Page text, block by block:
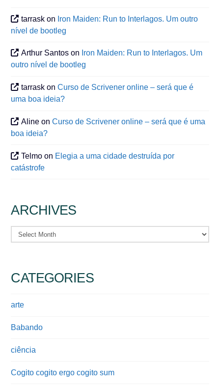
tarrask on Iron Maiden: Run to Interlagos. Um outro
nível de bootleg
Arthur Santos on Iron Maiden: Run to Interlagos. Um
outro nível de bootleg
tarrask onCurso de Scrivener online – será que é
uma boa ideia?
Aline onCurso de Scrivener online – será que é uma
boa ideia?
Telmo on Elegia a uma cidade destruída por
catástrofe
ARCHIVES
Archives
CATEGORIES
arte
Babando
ciência
Cogito cogito ergo cogito sum